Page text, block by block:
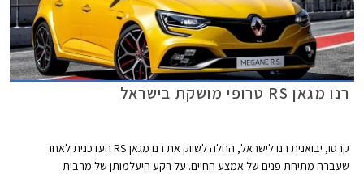
רנו מגאן RS טרופי מושקת בישראל
קרסו, יבואנית רנו לישראל, החלה לשווק את רנו מגאן RS העדכנית לאחר
שעברה מתיחת פנים של אמצע החיים. על רקע היעלמותן של מרבית